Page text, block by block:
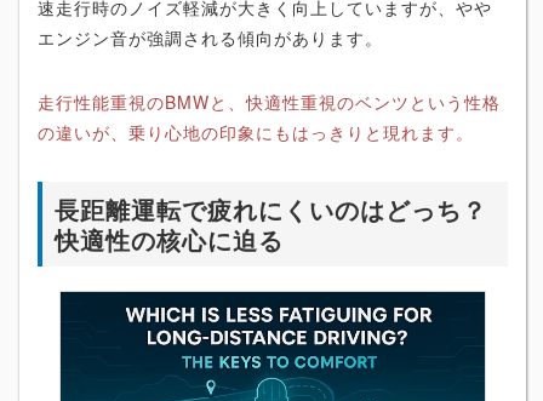
速走行時のノイズ軽減が大きく向上していますが、やや
エンジン音が強調される傾向があります。
走行性能重視のBMWと、快適性重視のベンツという性格
の違いが、乗り心地の印象にもはっきりと現れます。
長距離運転で疲れにくいのはどっち？
快適性の核心に迫る